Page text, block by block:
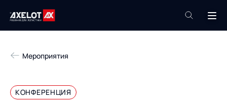
Техподдержка
Мероприятия
КОНФЕРЕНЦИЯ